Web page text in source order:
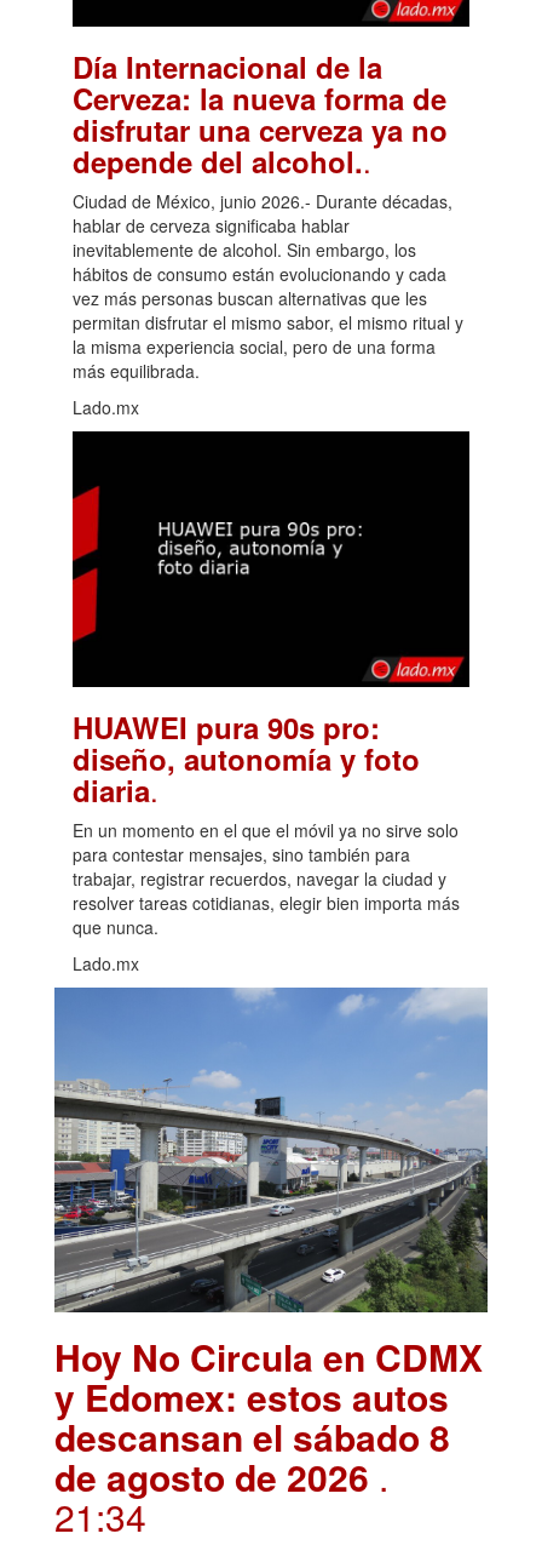
Día Internacional de la
Cerveza: la nueva forma de
disfrutar una cerveza ya no
depende del alcohol..
Ciudad de México, junio 2026.- Durante décadas,
hablar de cerveza significaba hablar
inevitablemente de alcohol. Sin embargo, los
hábitos de consumo están evolucionando y cada
vez más personas buscan alternativas que les
permitan disfrutar el mismo sabor, el mismo ritual y
la misma experiencia social, pero de una forma
más equilibrada.
Lado.mx
HUAWEI pura 90s pro:
diseño, autonomía y foto
diaria.
En un momento en el que el móvil ya no sirve solo
para contestar mensajes, sino también para
trabajar, registrar recuerdos, navegar la ciudad y
resolver tareas cotidianas, elegir bien importa más
que nunca.
Lado.mx
Hoy No Circula en CDMX
y Edomex: estos autos
descansan el sábado 8
de agosto de 2026 .
21:34